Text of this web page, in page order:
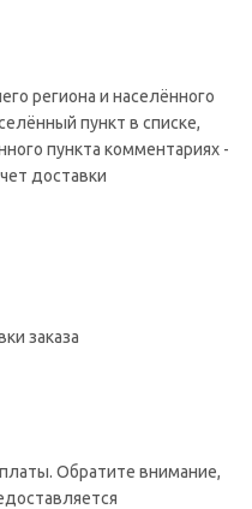
региона и населённого
пункт в списке,
пункта комментариях -
доставки
заказа
Обратите внимание,